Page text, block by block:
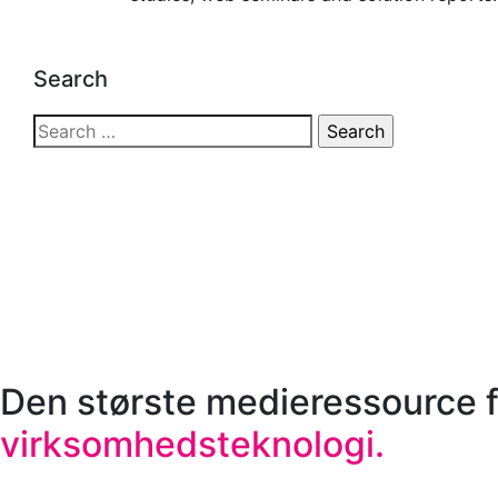
Search
Search
for:
Den største medieressource
virksomhedsteknologi.